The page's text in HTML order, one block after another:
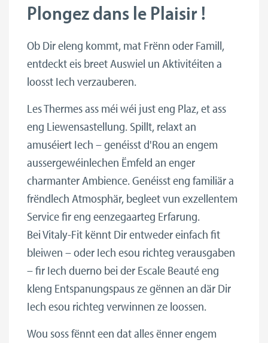
Plongez dans le Plaisir !
Ob Dir eleng kommt, mat Frënn oder Famill,
entdeckt eis breet Auswiel un Aktivitéiten a
loosst Iech verzauberen.
Les Thermes ass méi wéi just eng Plaz, et ass
eng Liewensastellung. Spillt, relaxt an
amuséiert Iech – genéisst d'Rou an engem
aussergewéinlechen Ëmfeld an enger
charmanter Ambience. Genéisst eng familiär a
frëndlech Atmosphär, begleet vun exzellentem
Service fir eng eenzegaarteg Erfarung.
Bei Vitaly-Fit kënnt Dir entweder einfach fit
bleiwen – oder Iech esou richteg verausgaben
– fir Iech duerno bei der Escale Beauté eng
kleng Entspanungspaus ze gënnen an där Dir
Iech esou richteg verwinnen ze loossen.
Wou soss fënnt een dat alles ënner engem